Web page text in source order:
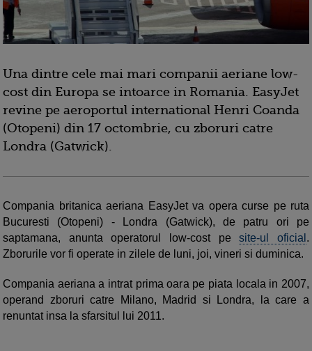
Una dintre cele mai mari companii aeriane low-
cost din Europa se intoarce in Romania. EasyJet
revine pe aeroportul international Henri Coanda
(Otopeni) din 17 octombrie, cu zboruri catre
Londra (Gatwick).
Compania britanica aeriana EasyJet va opera curse pe ruta
Bucuresti (Otopeni) - Londra (Gatwick), de patru ori pe
saptamana, anunta operatorul low-cost pesite-ul oficial .
Zborurile vor fi operate in zilele de luni, joi, vineri si duminica.
Compania aeriana a intrat prima oara pe piata locala in 2007,
operand zboruri catre Milano, Madrid si Londra, la care a
renuntat insa la sfarsitul lui 2011.